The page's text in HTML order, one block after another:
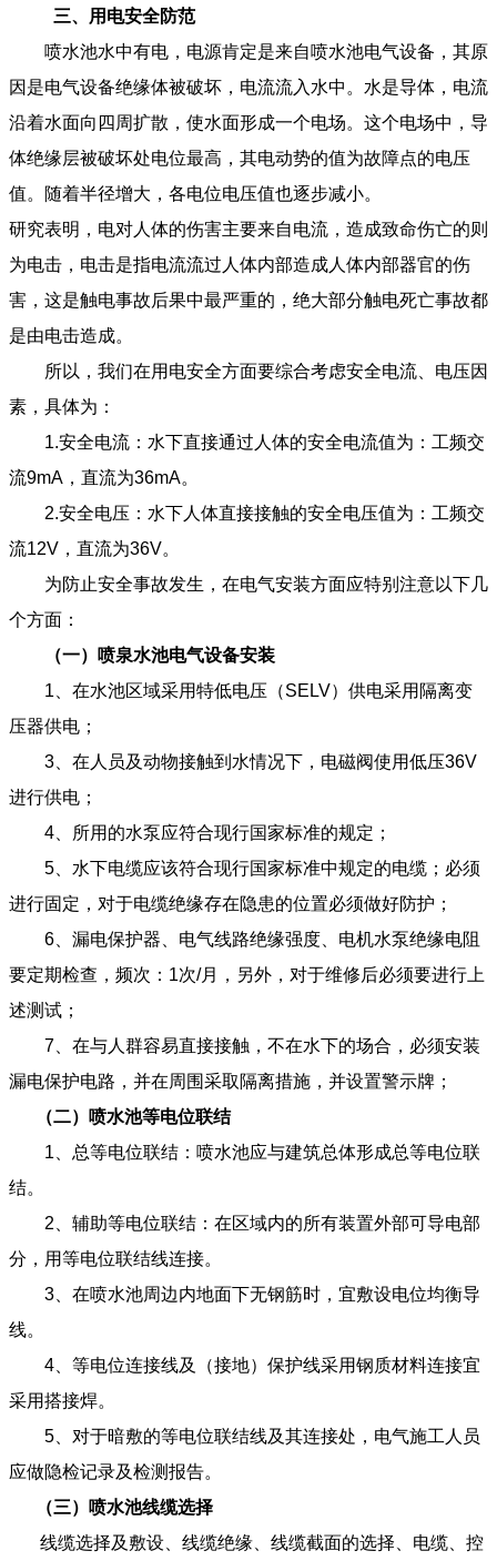
三、用电安全防范
喷水池水中有电，电源肯定是来自喷水池电气设备，其原
因是电气设备绝缘体被破坏，电流流入水中。水是导体，电流
沿着水面向四周扩散，使水面形成一个电场。这个电场中，导
体绝缘层被破坏处电位最高，其电动势的值为故障点的电压
值。随着半径增大，各电位电压值也逐步减小。
研究表明，电对人体的伤害主要来自电流，造成致命伤亡的则
为电击，电击是指电流流过人体内部造成人体内部器官的伤
害，这是触电事故后果中最严重的，绝大部分触电死亡事故都
是由电击造成。
所以，我们在用电安全方面要综合考虑安全电流、电压因
素，具体为：
1.安全电流：水下直接通过人体的安全电流值为：工频交
流9mA，直流为36mA。
2.安全电压：水下人体直接接触的安全电压值为：工频交
流12V，直流为36V。
为防止安全事故发生，在电气安装方面应特别注意以下几
个方面：
（一）喷泉水池电气设备安装
1、在水池区域采用特低电压（SELV）供电采用隔离变
压器供电；
3、在人员及动物接触到水情况下，电磁阀使用低压36V
进行供电；
4、所用的水泵应符合现行国家标准的规定；
5、水下电缆应该符合现行国家标准中规定的电缆；必须
进行固定，对于电缆绝缘存在隐患的位置必须做好防护；
6、漏电保护器、电气线路绝缘强度、电机水泵绝缘电阻
要定期检查，频次：1次/月，另外，对于维修后必须要进行上
述测试；
7、在与人群容易直接接触，不在水下的场合，必须安装
漏电保护电路，并在周围采取隔离措施，并设置警示牌；
（二）喷水池等电位联结
1、总等电位联结：喷水池应与建筑总体形成总等电位联
结。
2、辅助等电位联结：在区域内的所有装置外部可导电部
分，用等电位联结线连接。
3、在喷水池周边内地面下无钢筋时，宜敷设电位均衡导
线。
4、等电位连接线及（接地）保护线采用钢质材料连接宜
采用搭接焊。
5、对于暗敷的等电位联结线及其连接处，电气施工人员
应做隐检记录及检测报告。
（三）
喷水池线缆选择
线缆选择及敷设、线缆绝缘、线缆截面的选择、电缆、控